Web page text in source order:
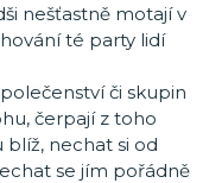
nešťastně motají v
té party lidí
či skupin
čerpají z toho
blíž, nechat si od
se jím pořádně